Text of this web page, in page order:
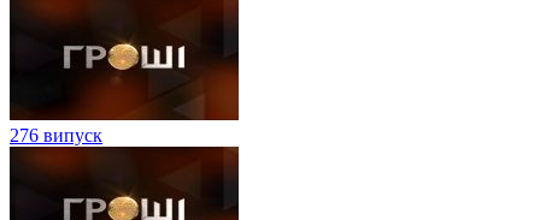
276 випуск